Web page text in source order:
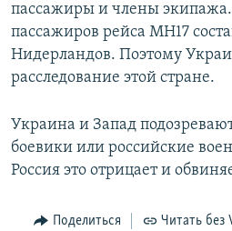
пассажиры и члены
пассажиров рейса MH17
Нидерландов. Поэтому
расследование этой стране.
Украина и Запад
боевики или российские
Россия это отрицает и
Поделиться Читать без